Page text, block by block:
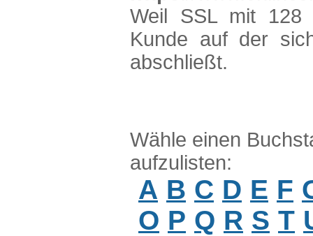
Weil SSL mit 128
Kunde auf der
abschließt.
Wähle einen
aufzulisten:
A B C D E F
O P Q R S T